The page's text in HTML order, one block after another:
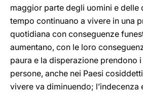
maggior parte degli uomini e delle
tempo continuano a vivere in una
quotidiana con conseguenze
aumentano, con le loro
paura e la disperazione prendono
persone, anche nei Paesi
vivere va diminuendo; l’indecenza